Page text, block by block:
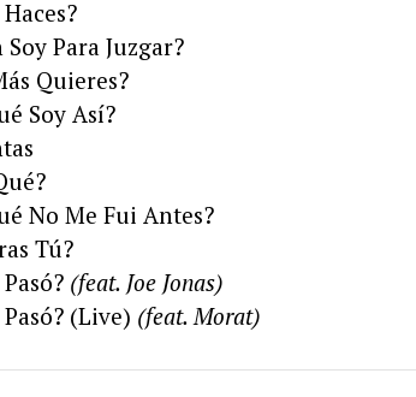
Para Juzgar?
Quieres?
Soy Así?
No Me Fui Antes?
Tú?
(feat. Joe Jonas)
(Live) (feat. Morat)